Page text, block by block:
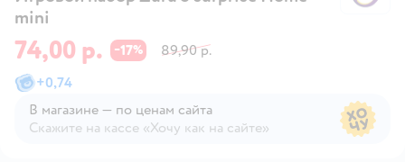
mini
74,00 р. −17%
89,90 р.
+0,74
В магазине — по ценам сайта
Скажите на кассе «Хочу как на сайте»